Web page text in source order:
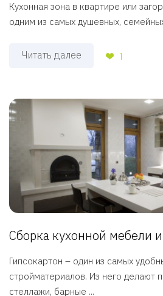
Кухонная зона в квартире или
одним из самых душевных,
Читать далее 1
Сборка кухонной мебели
Гипсокартон – один из самых
стройматериалов. Из него делают
стеллажи, барные ...